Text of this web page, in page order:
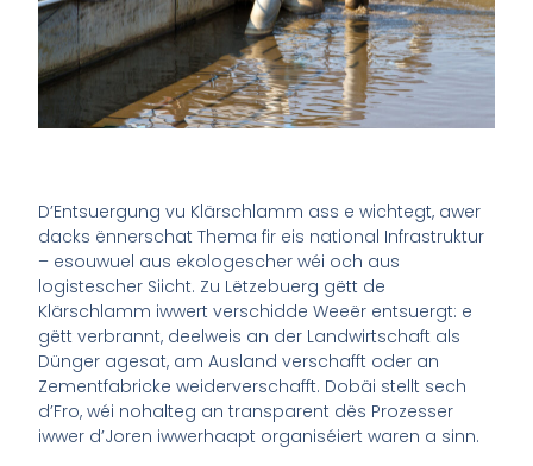
D’Entsuergung vu Klärschlamm ass e wichtegt, awer
dacks ënnerschat Thema fir eis national Infrastruktur
– esouwuel aus ekologescher wéi och aus
logistescher Siicht. Zu Lëtzebuerg gëtt de
Klärschlamm iwwert verschidde Weeër entsuergt: e
gëtt verbrannt, deelweis an der Landwirtschaft als
Dünger agesat, am Ausland verschafft oder an
Zementfabricke weiderverschafft. Dobäi stellt sech
d’Fro, wéi nohalteg an transparent dës Prozesser
iwwer d’Joren iwwerhaapt organiséiert waren a sinn.